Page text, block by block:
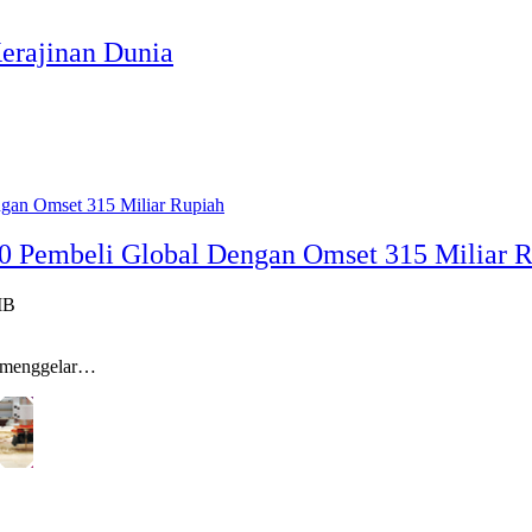
Dunia
Pembeli Global Dengan Omset 315 Miliar